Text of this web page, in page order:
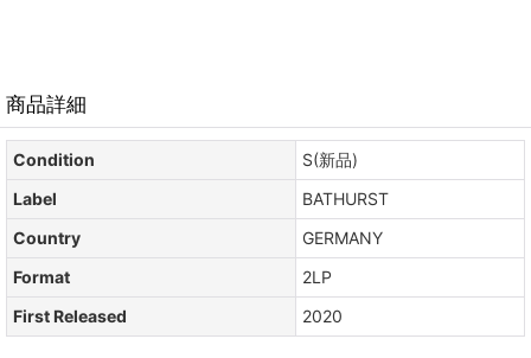
商品詳細
Condition
S(新品)
Label
BATHURST
Country
GERMANY
Format
2LP
First Released
2020